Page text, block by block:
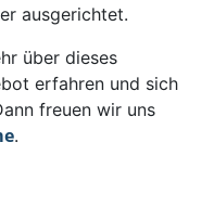
ausgerichtet.
über dieses
erfahren und sich
freuen wir uns
.